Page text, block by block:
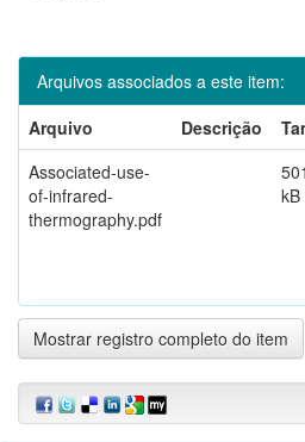
Arquivos associados a este item:
Arquivo
Descrição
Associated-use-
of-infrared-
thermography.pdf
kB
Mostrar registro completo do item